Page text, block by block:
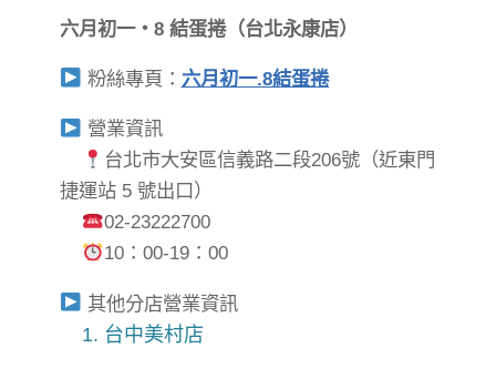
六月初一・8 結蛋捲（台北永康店）
粉絲專頁： 六月初一.8結蛋捲
營業資訊
台北市大安區信義路二段206號（近東門
捷運站 5 號出口）
02-23222700
10：00-19：00
其他分店營業資訊
1. 台中美村店